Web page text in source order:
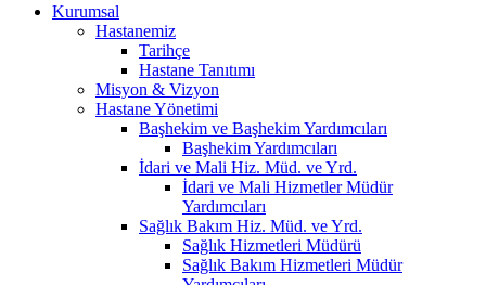
Kurumsal
Hastanemiz
Tarihçe
Hastane Tanıtımı
Misyon & Vizyon
Hastane Yönetimi
Başhekim ve Başhekim Yardımcıları
Başhekim Yardımcıları
İdari ve Mali Hiz. Müd. ve Yrd.
İdari ve Mali Hizmetler Müdür
Yardımcıları
Sağlık Bakım Hiz. Müd. ve Yrd.
Sağlık Hizmetleri Müdürü
Sağlık Bakım Hizmetleri Müdür